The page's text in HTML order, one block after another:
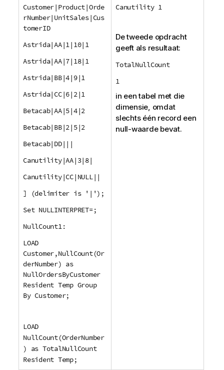
Customer|Product|Orde
rNumber|UnitSales|Cus
tomerID
Astrida|AA|1|10|1
Astrida|AA|7|18|1
Astrida|BB|4|9|1
Astrida|CC|6|2|1
Betacab|AA|5|4|2
Betacab|BB|2|5|2
Betacab|DD|||
Canutility|AA|3|8|
Canutility|CC|NULL||
] (delimiter is '|');
Set NULLINTERPRET=;
NullCount1:
LOAD
Customer,NullCount(Or
derNumber) as
NullOrdersByCustomer
Resident Temp Group
By Customer;
LOAD
NullCount(OrderNumber
) as TotalNullCount
Resident Temp;
Canutility 1
De tweede opdracht
geeft als resultaat:
TotalNullCount
1
in een tabel met die
dimensie, omdat
slechts één record een
null-waarde bevat.